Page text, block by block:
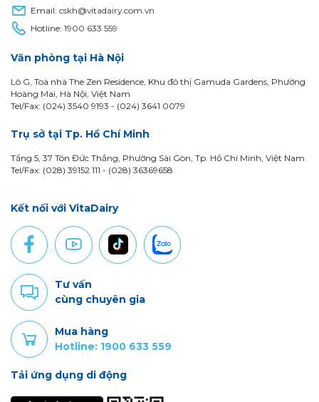
Email:cskh@vitadairy.com.vn
Hotline:1900 633 559
Văn phòng tại Hà Nội
Lô G, Toà nhà The Zen Residence, Khu đô thị Gamuda Gardens, Phường
Hoàng Mai, Hà Nội, Việt Nam
Tel/Fax: (024) 3540 9193 - (024) 3641 0079
Trụ sở tại Tp. Hồ Chí Minh
Tầng 5, 37 Tôn Đức Thắng, Phường Sài Gòn, Tp. Hồ Chí Minh, Việt Nam
Tel/Fax: (028) 39152 111 - (028) 36369658
Kết nối với VitaDairy
Tư vấn
cùng chuyên gia
Mua hàng
Hotline: 1900 633 559
Tải ứng dụng di động